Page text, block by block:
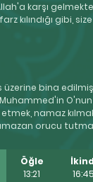
karşı
kılındığı gibi,
üzerine bina
namaz
orucu
Öğle
13:21
16:45